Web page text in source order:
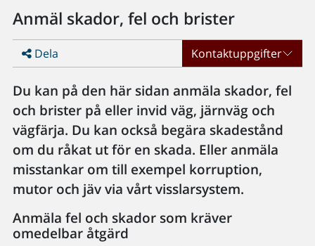
Anmäl skador, fel och brister
Dela Kontaktuppgifter
Du kan på den här sidan anmäla skador, fel
och brister på eller invid väg, järnväg och
vägfärja. Du kan också begära skadestånd
om du råkat ut för en skada. Eller anmäla
misstankar om till exempel korruption,
mutor och jäv via vårt visslarsystem.
Anmäla fel och skador som kräver
omedelbar åtgärd